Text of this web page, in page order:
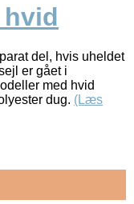
del, hvis uheldet
er gået i
med hvid
dug. (Læs